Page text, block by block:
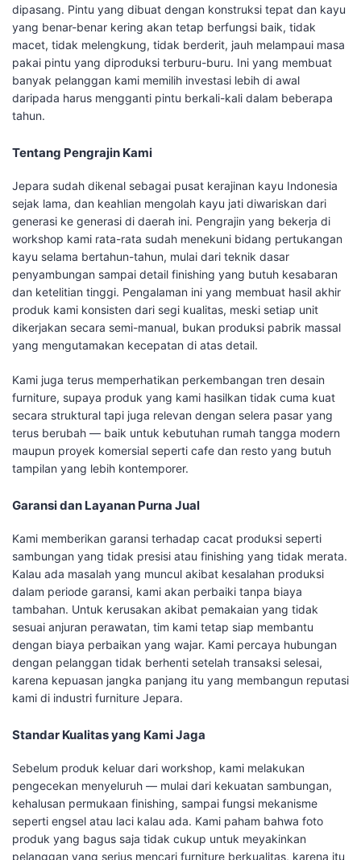
dipasang. Pintu yang dibuat dengan konstruksi tepat dan kayu
yang benar-benar kering akan tetap berfungsi baik, tidak
macet, tidak melengkung, tidak berderit, jauh melampaui masa
pakai pintu yang diproduksi terburu-buru. Ini yang membuat
banyak pelanggan kami memilih investasi lebih di awal
daripada harus mengganti pintu berkali-kali dalam beberapa
tahun.
Tentang Pengrajin Kami
Jepara sudah dikenal sebagai pusat kerajinan kayu Indonesia
sejak lama, dan keahlian mengolah kayu jati diwariskan dari
generasi ke generasi di daerah ini. Pengrajin yang bekerja di
workshop kami rata-rata sudah menekuni bidang pertukangan
kayu selama bertahun-tahun, mulai dari teknik dasar
penyambungan sampai detail finishing yang butuh kesabaran
dan ketelitian tinggi. Pengalaman ini yang membuat hasil akhir
produk kami konsisten dari segi kualitas, meski setiap unit
dikerjakan secara semi-manual, bukan produksi pabrik massal
yang mengutamakan kecepatan di atas detail.
Kami juga terus memperhatikan perkembangan tren desain
furniture, supaya produk yang kami hasilkan tidak cuma kuat
secara struktural tapi juga relevan dengan selera pasar yang
terus berubah — baik untuk kebutuhan rumah tangga modern
maupun proyek komersial seperti cafe dan resto yang butuh
tampilan yang lebih kontemporer.
Garansi dan Layanan Purna Jual
Kami memberikan garansi terhadap cacat produksi seperti
sambungan yang tidak presisi atau finishing yang tidak merata.
Kalau ada masalah yang muncul akibat kesalahan produksi
dalam periode garansi, kami akan perbaiki tanpa biaya
tambahan. Untuk kerusakan akibat pemakaian yang tidak
sesuai anjuran perawatan, tim kami tetap siap membantu
dengan biaya perbaikan yang wajar. Kami percaya hubungan
dengan pelanggan tidak berhenti setelah transaksi selesai,
karena kepuasan jangka panjang itu yang membangun reputasi
kami di industri furniture Jepara.
Standar Kualitas yang Kami Jaga
Sebelum produk keluar dari workshop, kami melakukan
pengecekan menyeluruh — mulai dari kekuatan sambungan,
kehalusan permukaan finishing, sampai fungsi mekanisme
seperti engsel atau laci kalau ada. Kami paham bahwa foto
produk yang bagus saja tidak cukup untuk meyakinkan
pelanggan yang serius mencari furniture berkualitas, karena itu